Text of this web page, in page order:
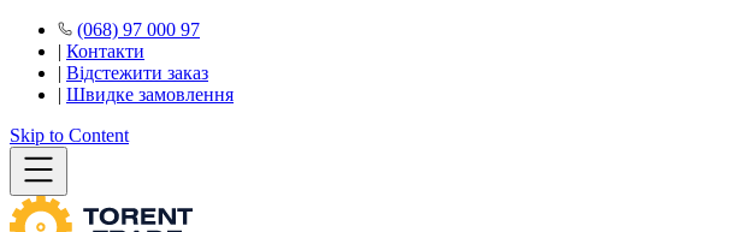
(068) 97 000 97
| Контакти
| Відстежити заказ
| Швидке замовлення
Skip to Content